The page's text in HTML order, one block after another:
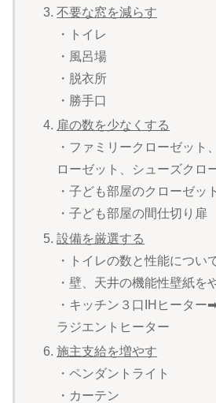
不要な窓を減らす
・トイレ
・風呂場
・脱衣所
・勝手口
扉の数を少なくする
・ファミリークローゼット
ローゼット、シューズクロ
・子ども部屋のクローゼット
・子ども部屋の間仕切り扉
設備を厳選する
・トイレの数と性能につい
・壁、天井の機能性壁紙を
・キッチン３口IHヒーター
ラジエントヒーター
施主支給を増やす
・ペンダントライト
・カーテン